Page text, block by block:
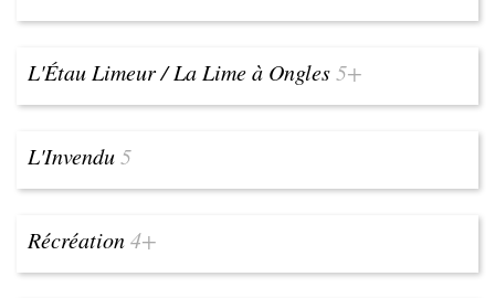
L'Étau Limeur / La Lime à Ongles5+
L'Invendu5
Récréation4+